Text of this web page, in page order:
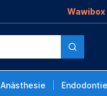
Wawibox
Anästhesie Endodontie